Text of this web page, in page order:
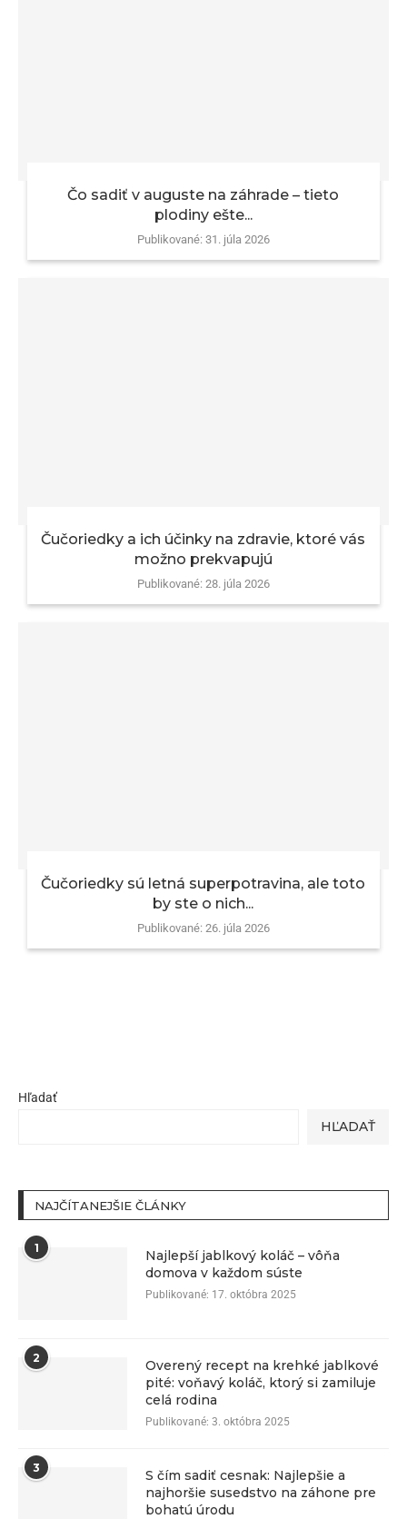
Čo sadiť v auguste na záhrade – tieto
plodiny ešte...
Publikované: 31. júla 2026
Čučoriedky a ich účinky na zdravie, ktoré vás
možno prekvapujú
Publikované: 28. júla 2026
Čučoriedky sú letná superpotravina, ale toto
by ste o nich...
Publikované: 26. júla 2026
Hľadať
HĽADAŤ
NAJČÍTANEJŠIE ČLÁNKY
1
Najlepší jablkový koláč – vôňa
domova v každom súste
Publikované: 17. októbra 2025
2
Overený recept na krehké jablkové
pité: voňavý koláč, ktorý si zamiluje
celá rodina
Publikované: 3. októbra 2025
3
S čím sadiť cesnak: Najlepšie a
najhoršie susedstvo na záhone pre
bohatú úrodu